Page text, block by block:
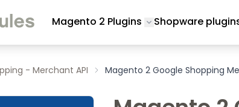
Magento 2 Plugins Toggle submenu
Shopware
- Merchant API Magento 2 Google Shopping